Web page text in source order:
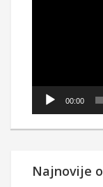
00:00
Najnovije